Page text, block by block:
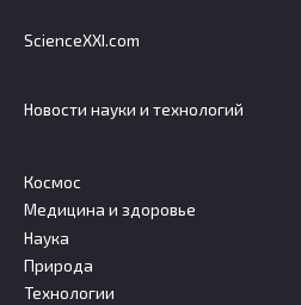
ScienceXXI.com
Новости науки и технологий
Космос
Медицина и здоровье
Наука
Природа
Технологии